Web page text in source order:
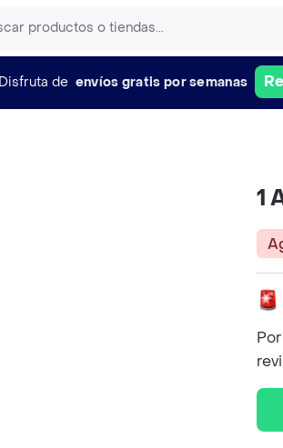
Disfruta de envíos gratis por semanas
1